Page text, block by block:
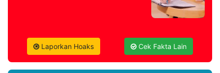
Laporkan Hoaks Cek Fakta Lain